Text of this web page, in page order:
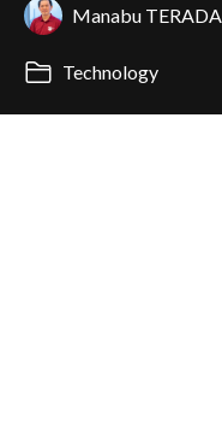
Manabu TERADA
Technology